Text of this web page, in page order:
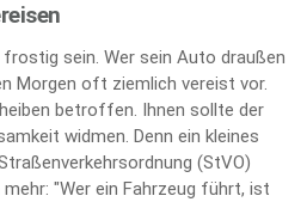
sein. Wer sein Auto draußen
Morgen oft ziemlich vereist vor.
betroffen. Ihnen sollte der
widmen. Denn ein kleines
(StVO)
"Wer ein Fahrzeug führt, ist